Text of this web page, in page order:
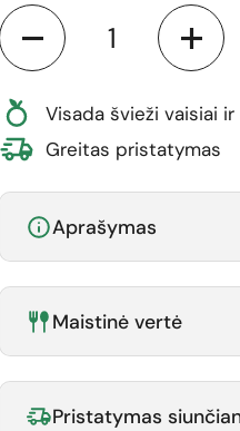
Kiekis
Visada švieži vaisiai
Greitas pristatymas
Aprašymas
Maistinė vertė
Pristatymas